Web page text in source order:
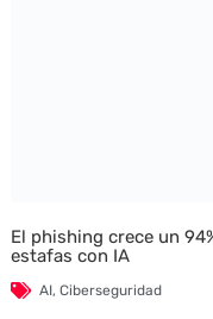
El phishing crece un
estafas con IA
AI, Ciberseguridad